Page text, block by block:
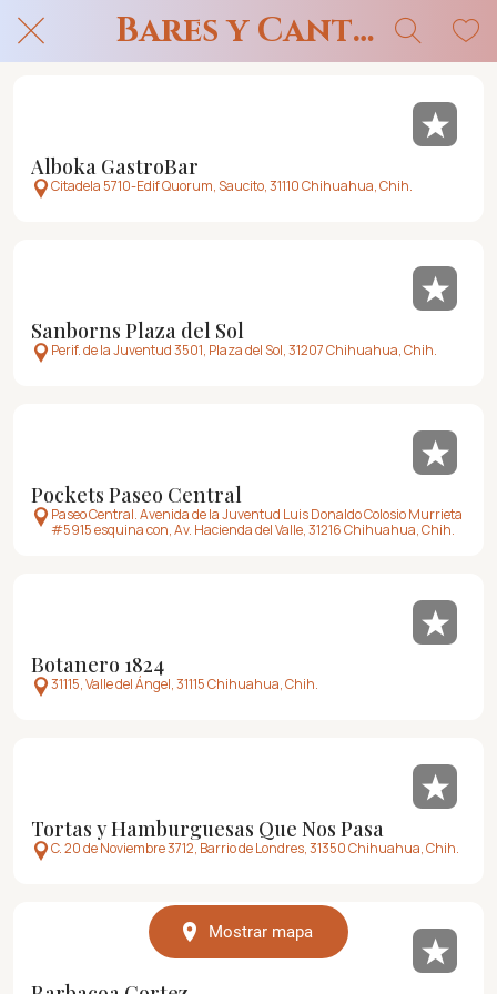
Bares y Cantinas
Alboka GastroBar
Citadela 5710-Edif Quorum, Saucito, 31110 Chihuahua, Chih.
Sanborns Plaza del Sol
Perif. de la Juventud 3501, Plaza del Sol, 31207 Chihuahua, Chih.
Pockets Paseo Central
Paseo Central. Avenida de la Juventud Luis Donaldo Colosio Murrieta
#5915 esquina con, Av. Hacienda del Valle, 31216 Chihuahua, Chih.
Botanero 1824
31115, Valle del Ángel, 31115 Chihuahua, Chih.
Tortas y Hamburguesas Que Nos Pasa
C. 20 de Noviembre 3712, Barrio de Londres, 31350 Chihuahua, Chih.
Mostrar mapa